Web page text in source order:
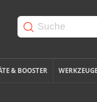
& BOOSTER